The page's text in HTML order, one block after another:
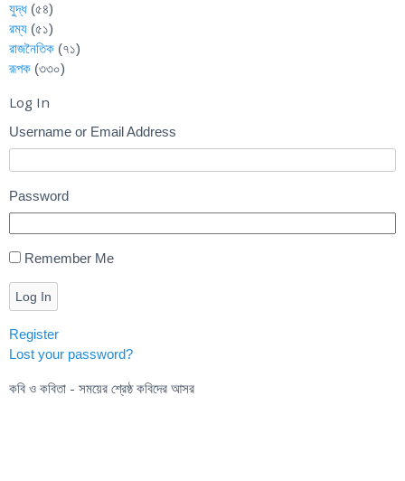
যুদ্ধ (৫৪)
রম্য (৫১)
রাজনৈতিক (৭১)
রূপক (৩৩০)
Log In
Username or Email Address
Password
Remember Me
Log In
Register
Lost your password?
কবি ও কবিতা - সময়ের শ্রেষ্ঠ কবিদের আসর